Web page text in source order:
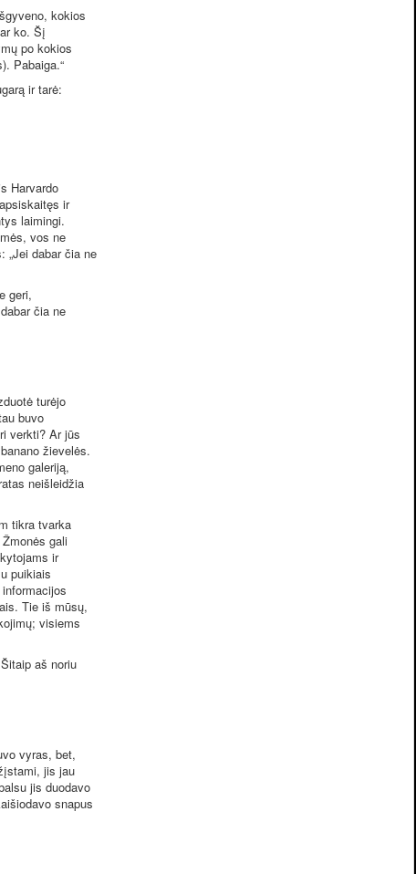
kokios
ko. Šį
po kokios
Pabaiga.“
ir tarė:
Harvardo
ir
laimingi.
vos ne
„Jei dabar čia ne
geri,
čia ne
turėjo
buvo
verkti? Ar jūs
žievelės.
galeriją,
neišleidžia
tikra tvarka
gali
ir
puikiais
Tie iš mūsų,
visiems
aš noriu
vyras, bet,
jis jau
jis duodavo
snapus